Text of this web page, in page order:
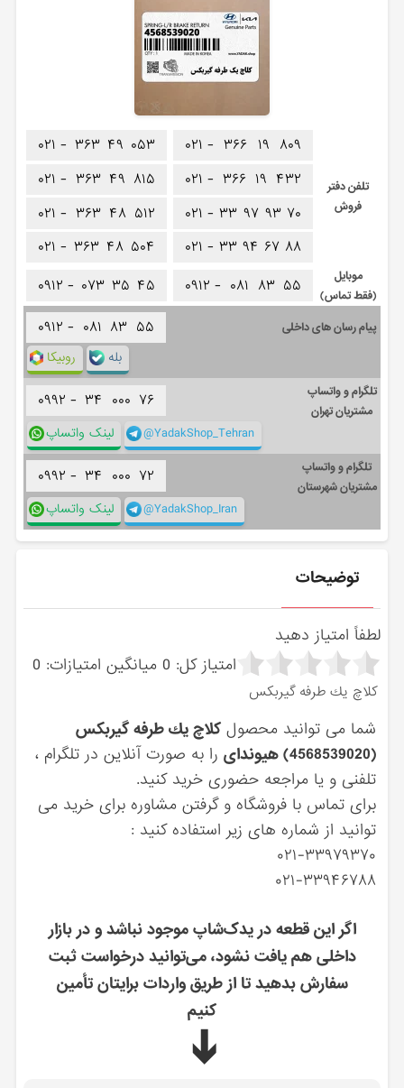
تلفن دفتر
فروش
۰۲۱ - ۳۶۶ ۱۹ ۸۰۹
۰۲۱ - ۳۶۶ ۱۹ ۴۳۲
۰۲۱ - ۳۳ ۹۷ ۹۳ ۷۰
۰۲۱ - ۳۳ ۹۴ ۶۷ ۸۸
۰۲۱ - ۳۶۳ ۴۹ ۰۵۳
۰۲۱ - ۳۶۳ ۴۹ ۸۱۵
۰۲۱ - ۳۶۳ ۴۸ ۵۱۲
۰۲۱ - ۳۶۳ ۴۸ ۵۰۴
موبایل
(فقط تماس)
۰۹۱۲ - ۰۸۱ ۸۳ ۵۵ ۰۹۱۲ - ۰۷۳ ۳۵ ۴۵
پیام رسان های داخلی ۰۹۱۲ - ۰۸۱ ۸۳ ۵۵
روبیکا بله
تلگرام و واتساپ
مشتریان تهران
۰۹۹۲ - ۳۴ ۰۰۰ ۷۶
لینک واتساپ @YadakShop_Tehran
تلگرام و واتساپ
مشتریان شهرستان
۰۹۹۲ - ۳۴ ۰۰۰ ۷۲
لینک واتساپ @YadakShop_Iran
توضیحات
لطفاً امتیاز دهید
امتیاز کل: 0 میانگین امتیازات: 0
كلاچ يك طرفه گيربكس
شما می توانید محصولكلاچ يك طرفه گيربكس
(4568539020) هیوندای
را به صورت آنلاین در تلگرام ،
تلفنی و یا مراجعه حضوری خرید کنید.
برای تماس با فروشگاه و گرفتن مشاوره برای خرید می
توانید از شماره های زیر استفاده کنید :
۰۲۱-۳۳۹۷۹۳۷۰
۰۲۱-۳۳۹۴۶۷۸۸
اگر این قطعه در یدک‌شاپ موجود نباشد و در بازار
داخلی هم یافت نشود، می‌توانید درخواست ثبت
سفارش بدهید تا از طریق واردات برایتان تأمین
کنیم
➔